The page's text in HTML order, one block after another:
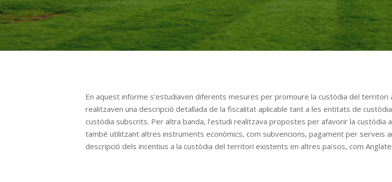
En aquest informe s’estudiaven diferents mesures per promoure la custòdia del
realitzaven una descripció detallada de la fiscalitat aplicable tant a les entitats de
custòdia subscrits. Per altra banda, l’estudi realitzava propostes per afavorir la custòdia
també utilitzant altres instruments econòmics, com subvencions, pagament per serveis
descripció dels incentius a la custòdia del territori existents en altres països, com